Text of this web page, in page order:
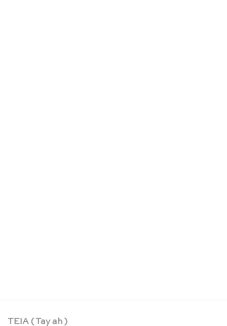
TEIA ( Tay ah )